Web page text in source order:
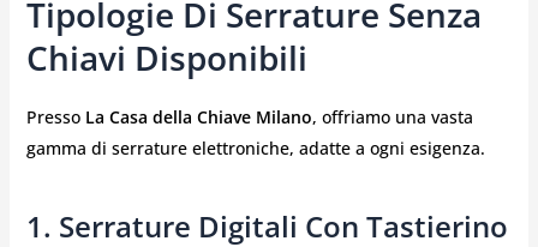
Tipologie Di Serrature Senza
Chiavi Disponibili
Presso La Casa della Chiave Milano, offriamo una vasta
gamma di serrature elettroniche, adatte a ogni esigenza.
1. Serrature Digitali Con Tastierino